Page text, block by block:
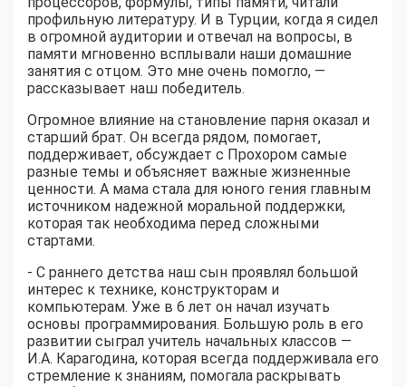
профильную литературу. И в Турции, когда я сидел
в огромной аудитории и отвечал на вопросы, в
памяти мгновенно всплывали наши домашние
занятия с отцом. Это мне очень помогло, —
рассказывает наш победитель.
Огромное влияние на становление парня оказал и
старший брат. Он всегда рядом, помогает,
поддерживает, обсуждает с Прохором самые
разные темы и объясняет важные жизненные
ценности. А мама стала для юного гения главным
источником надежной моральной поддержки,
которая так необходима перед сложными
стартами.
- С раннего детства наш сын проявлял большой
интерес к технике, конструкторам и
компьютерам. Уже в 6 лет он начал изучать
основы программирования. Большую роль в его
развитии сыграл учитель начальных классов —
И.А. Карагодина, которая всегда поддерживала его
стремление к знаниям, помогала раскрывать